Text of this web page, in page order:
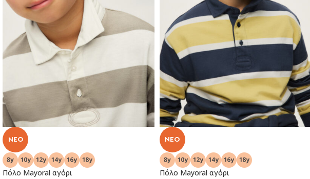
NEO
Πόλο Mayoral αγόρι
NEO
Πόλο Mayoral αγόρι